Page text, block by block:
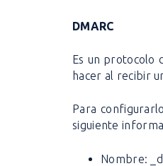
DMARC
Es un protocolo
hacer al recibir
Para
siguiente
Nombre: